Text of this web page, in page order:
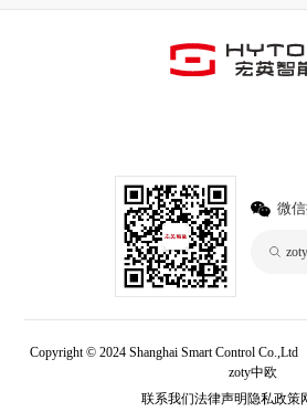
微
Copyright © 2024 Shanghai Smart Control Co.,Ltd
zoty中欧
联系我们法律声明 隐私政策